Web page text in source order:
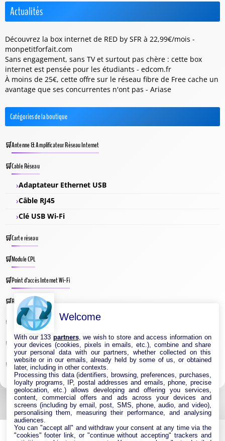
Actualités
Découvrez la box internet de RED by SFR à 22,99€/mois -
monpetitforfait.com
Sans engagement, sans TV et surtout pas chère : cette box
internet est pensée pour les étudiants - edcom.fr
À moins de 25€, cette offre sur le réseau fibre de Free cache un
avantage que ses concurrentes n'ont pas - Ariase
Catégories de la boutique
Antenne & Amplificateur Réseau Internet
Cable Réseau
Adaptateur Ethernet USB
Câble RJ45
Clé USB Wi-Fi
Carte réseau
Module CPL
Point d’accès Internet Wi-Fi
Répéteur Wifi
Routeur Internet
Switches & Hubs Réseau
Système WIFI Mesh
Welcome
With our 133 partners, we wish to store and access information on
your devices (cookies, pixels in emails, etc.), combine and share
your personal data with our partners, whether collected on this
website or in our emails, already held by some of us, or obtained
later, including in other contexts.
Processing this data (identifiers, browsing, preferences, purchases,
loyalty programs, IP, postal addresses and emails, phone, precise
geolocation, etc.) allows developing and offering you services,
content, commercial offers and ads across your devices and
screens (including by email, post, SMS, phone, audio, and video),
personalising them, measuring their performance, and analysing
audiences.
You can "accept all" and withdraw your consent at any time via the
"cookies" footer link, or "continue without accepting" trackers and